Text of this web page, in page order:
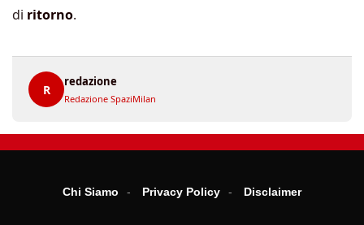
di ritorno.
R
redazione
Redazione SpaziMilan
Chi Siamo Privacy Policy Disclaimer